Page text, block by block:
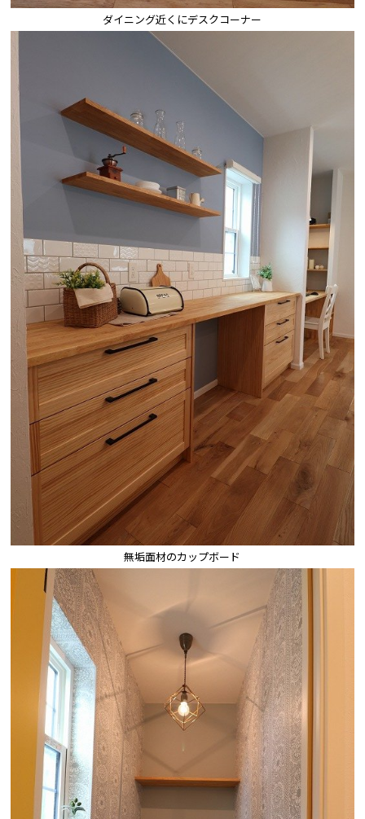
ダイニング近くにデスクコーナー
無垢面材のカップボード